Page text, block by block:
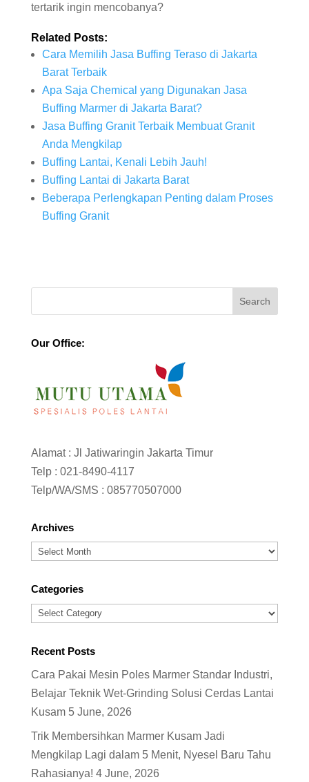
tertarik ingin mencobanya?
Related Posts:
Cara Memilih Jasa Buffing Teraso di Jakarta
Barat Terbaik
Apa Saja Chemical yang Digunakan Jasa
Buffing Marmer di Jakarta Barat?
Jasa Buffing Granit Terbaik Membuat Granit
Anda Mengkilap
Buffing Lantai, Kenali Lebih Jauh!
Buffing Lantai di Jakarta Barat
Beberapa Perlengkapan Penting dalam Proses
Buffing Granit
Our Office:
Alamat : Jl Jatiwaringin Jakarta Timur
Telp : 021-8490-4117
Telp/WA/SMS : 085770507000
Archives
Archives
Categories
Categories
Recent Posts
Cara Pakai Mesin Poles Marmer Standar Industri,
Belajar Teknik Wet-Grinding Solusi Cerdas Lantai
Kusam 5 June, 2026
Trik Membersihkan Marmer Kusam Jadi
Mengkilap Lagi dalam 5 Menit, Nyesel Baru Tahu
Rahasianya! 4 June, 2026